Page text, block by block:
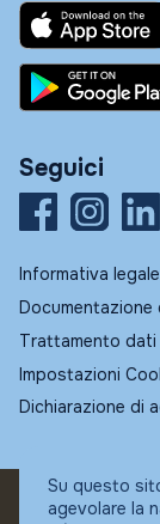
Seguici
Informativa legale
Trattamento dati
Impostazioni
Dichiarazione di
© Fundstore
Su questo
agevolare la